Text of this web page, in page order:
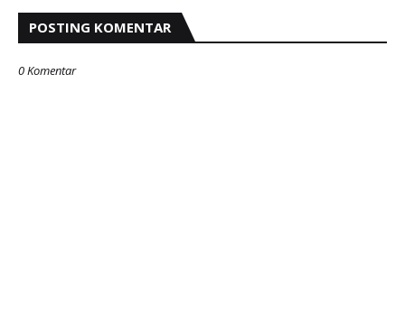
POSTING KOMENTAR
0 Komentar